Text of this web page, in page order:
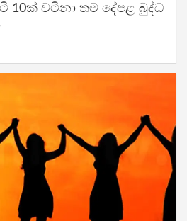
10ක් වටිනා තම දේපළ බුද්ධ